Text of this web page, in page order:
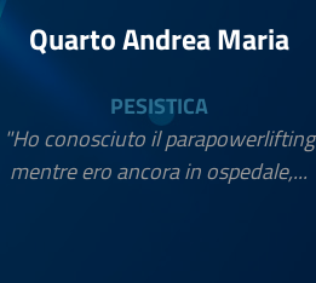
Quarto Andrea Maria
PESISTICA
"Ho conosciuto il parapowerlifting
mentre ero ancora in ospedale,...